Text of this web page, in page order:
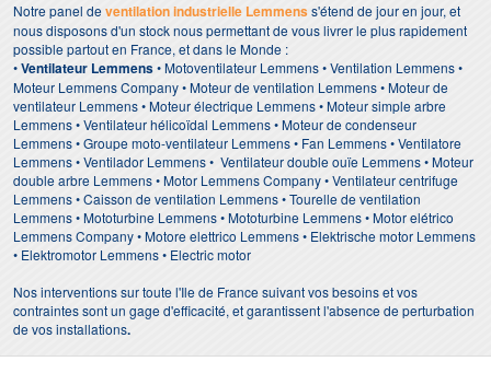
Notre panel deventilation industrielle Lemmenss'étend de jour en jour, et
nous disposons d'un stock nous permettant de vous livrer le plus rapidement
possible partout en France, et dans le Monde :
•Ventilateur Lemmens• Motoventilateur Lemmens • Ventilation Lemmens •
Moteur Lemmens Company • Moteur de ventilation Lemmens • Moteur de
ventilateur Lemmens • Moteur électrique Lemmens • Moteur simple arbre
Lemmens • Ventilateur hélicoïdal Lemmens • Moteur de condenseur
Lemmens • Groupe moto-ventilateur Lemmens • Fan Lemmens • Ventilatore
Lemmens • Ventilador Lemmens • Ventilateur double ouïe Lemmens • Moteur
double arbre Lemmens • Motor Lemmens Company • Ventilateur centrifuge
Lemmens • Caisson de ventilation Lemmens • Tourelle de ventilation
Lemmens • Mototurbine Lemmens • Mototurbine Lemmens • Motor elétrico
Lemmens Company • Motore elettrico Lemmens • Elektrische motor Lemmens
• Elektromotor Lemmens • Electric motor
Nos interventions sur toute l'Ile de France suivant vos besoins et vos
contraintes sont un gage d'efficacité, et garantissent l'absence de perturbation
de vos installations.